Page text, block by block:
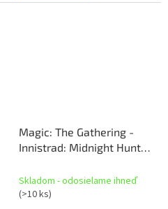
Magic: The Gathering -
Innistrad: Midnight Hunt
Skladom - odosielame ihneď
(>10 ks)